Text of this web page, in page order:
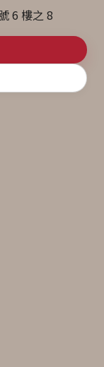
6 樓之 8